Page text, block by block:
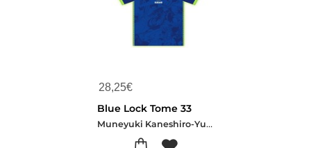
28,25€
Blue Lock Tome 33
Muneyuki Kaneshiro-Yusuke Nomura